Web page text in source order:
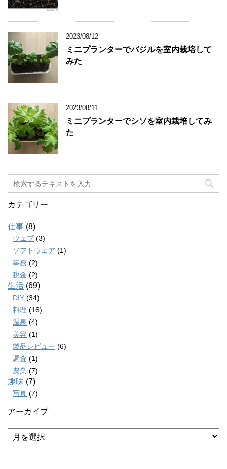
2023/08/12
ミニプランターでバジルを室内栽培して
みた
2023/08/11
ミニプランターでシソを室内栽培してみ
た
カテゴリー
仕事 (8)
ウェブ (3)
ソフトウェア (1)
事務 (2)
税金 (2)
生活 (69)
DIY (34)
料理 (16)
温泉 (4)
美容 (1)
製品レビュー (6)
調査 (1)
農業 (7)
趣味 (7)
写真 (7)
アーカイブ
ア
ー